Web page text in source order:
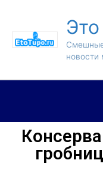
новости